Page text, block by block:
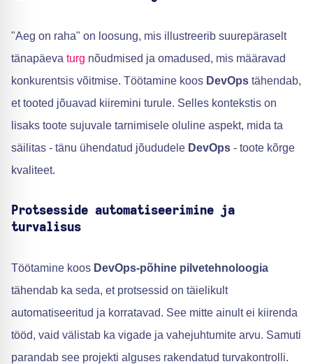
"Aeg on raha" on loosung, mis illustreerib suurepäraselt
tänapäeva turg nõudmised ja omadused, mis määravad
konkurentsis võitmise. Töötamine koos DevOps tähendab,
et tooted jõuavad kiiremini turule. Selles kontekstis on
lisaks toote sujuvale tarnimisele oluline aspekt, mida ta
säilitas - tänu ühendatud jõududele DevOps - toote kõrge
kvaliteet.
Protsesside automatiseerimine ja
turvalisus
Töötamine koos DevOps-põhine pilvetehnoloogia
tähendab ka seda, et protsessid on täielikult
automatiseeritud ja korratavad. See mitte ainult ei kiirenda
tööd, vaid välistab ka vigade ja vahejuhtumite arvu. Samuti
parandab see projekti alguses rakendatud turvakontrolli.